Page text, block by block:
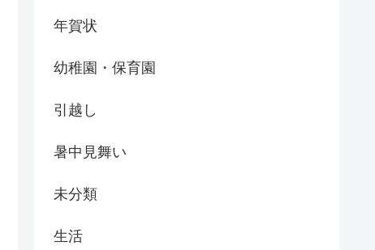
年賀状
幼稚園・保育園
引越し
暑中見舞い
未分類
生活